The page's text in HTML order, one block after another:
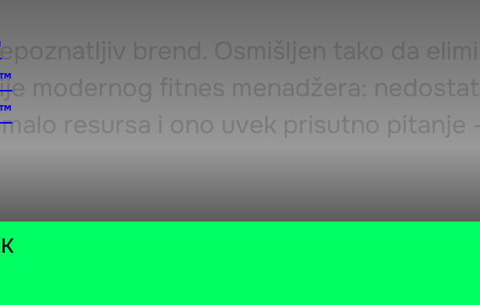
brend. Osmišljen tako da
modernog fitnes menadžera:
resursa i ono uvek prisutno pitanje